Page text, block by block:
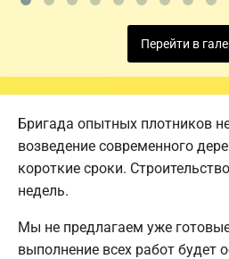
Перейти в
Бригада опытных плотников
возведение современного
короткие сроки.
недель.
Мы не предлагаем уже
выполнение всех работ будет